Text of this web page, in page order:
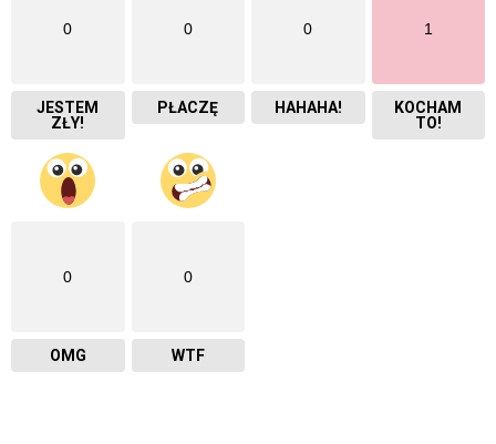
0
JESTEM
ZŁY!
0
PŁACZĘ
0
HAHAHA!
1
KOCHAM
TO!
0
OMG
0
WTF